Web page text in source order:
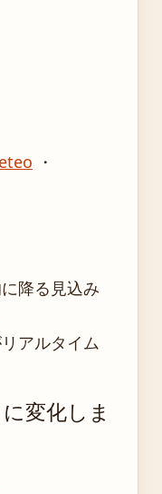
・
降る見込み
アルタイム
変化しま